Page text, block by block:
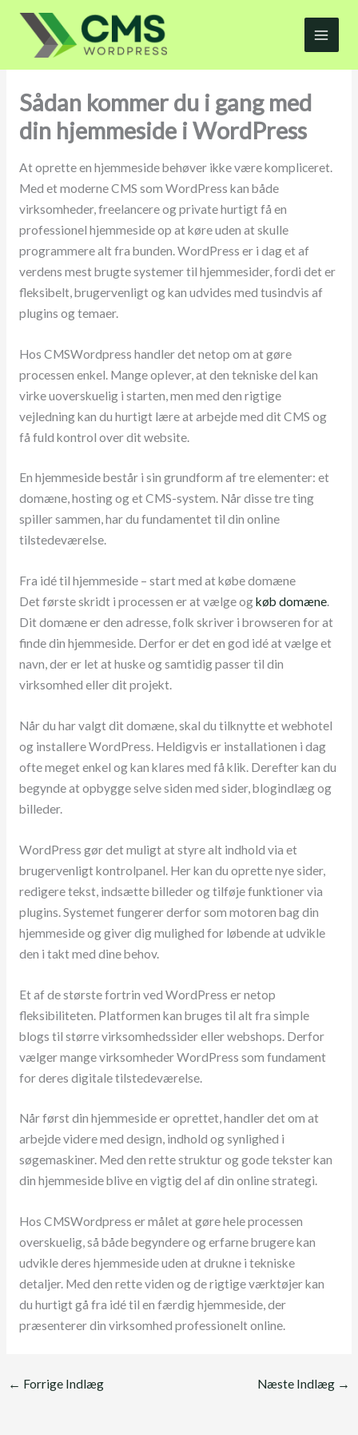
indholdet
Sådan kommer du i gang med
din hjemmeside i WordPress
At oprette en hjemmeside behøver ikke være kompliceret.
Med et moderne CMS som WordPress kan både
virksomheder, freelancere og private hurtigt få en
professionel hjemmeside op at køre uden at skulle
programmere alt fra bunden. WordPress er i dag et af
verdens mest brugte systemer til hjemmesider, fordi det er
fleksibelt, brugervenligt og kan udvides med tusindvis af
plugins og temaer.
Hos CMSWordpress handler det netop om at gøre
processen enkel. Mange oplever, at den tekniske del kan
virke uoverskuelig i starten, men med den rigtige
vejledning kan du hurtigt lære at arbejde med dit CMS og
få fuld kontrol over dit website.
En hjemmeside består i sin grundform af tre elementer: et
domæne, hosting og et CMS-system. Når disse tre ting
spiller sammen, har du fundamentet til din online
tilstedeværelse.
Fra idé til hjemmeside – start med at købe domæne
Det første skridt i processen er at vælge ogkøb domæne.
Dit domæne er den adresse, folk skriver i browseren for at
finde din hjemmeside. Derfor er det en god idé at vælge et
navn, der er let at huske og samtidig passer til din
virksomhed eller dit projekt.
Når du har valgt dit domæne, skal du tilknytte et webhotel
og installere WordPress. Heldigvis er installationen i dag
ofte meget enkel og kan klares med få klik. Derefter kan du
begynde at opbygge selve siden med sider, blogindlæg og
billeder.
WordPress gør det muligt at styre alt indhold via et
brugervenligt kontrolpanel. Her kan du oprette nye sider,
redigere tekst, indsætte billeder og tilføje funktioner via
plugins. Systemet fungerer derfor som motoren bag din
hjemmeside og giver dig mulighed for løbende at udvikle
den i takt med dine behov.
Et af de største fortrin ved WordPress er netop
fleksibiliteten. Platformen kan bruges til alt fra simple
blogs til større virksomhedssider eller webshops. Derfor
vælger mange virksomheder WordPress som fundament
for deres digitale tilstedeværelse.
Når først din hjemmeside er oprettet, handler det om at
arbejde videre med design, indhold og synlighed i
søgemaskiner. Med den rette struktur og gode tekster kan
din hjemmeside blive en vigtig del af din online strategi.
Hos CMSWordpress er målet at gøre hele processen
overskuelig, så både begyndere og erfarne brugere kan
udvikle deres hjemmeside uden at drukne i tekniske
detaljer. Med den rette viden og de rigtige værktøjer kan
du hurtigt gå fra idé til en færdig hjemmeside, der
præsenterer din virksomhed professionelt online.
← Forrige Indlæg Næste Indlæg →